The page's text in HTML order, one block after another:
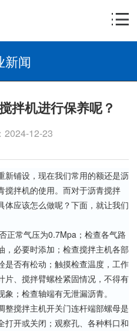
新闻
拌机进行保养呢？
2024-12-23
新铺设，现在我们常用的额还是沥
搅拌机的使用。而对于沥青搅拌
体应该怎么做呢？下面，就让我们
常气压为0.7Mpa；检查各气路
，必要时添加；检查搅拌主机各部
是否有松动；触摸检查温度，工作
片、搅拌臂螺栓紧固情况，不得有
；检查轴端有无泄漏沥青。
搅拌主机开关门连杆端部螺母是
打开或关闭；观察孔、各种料口和